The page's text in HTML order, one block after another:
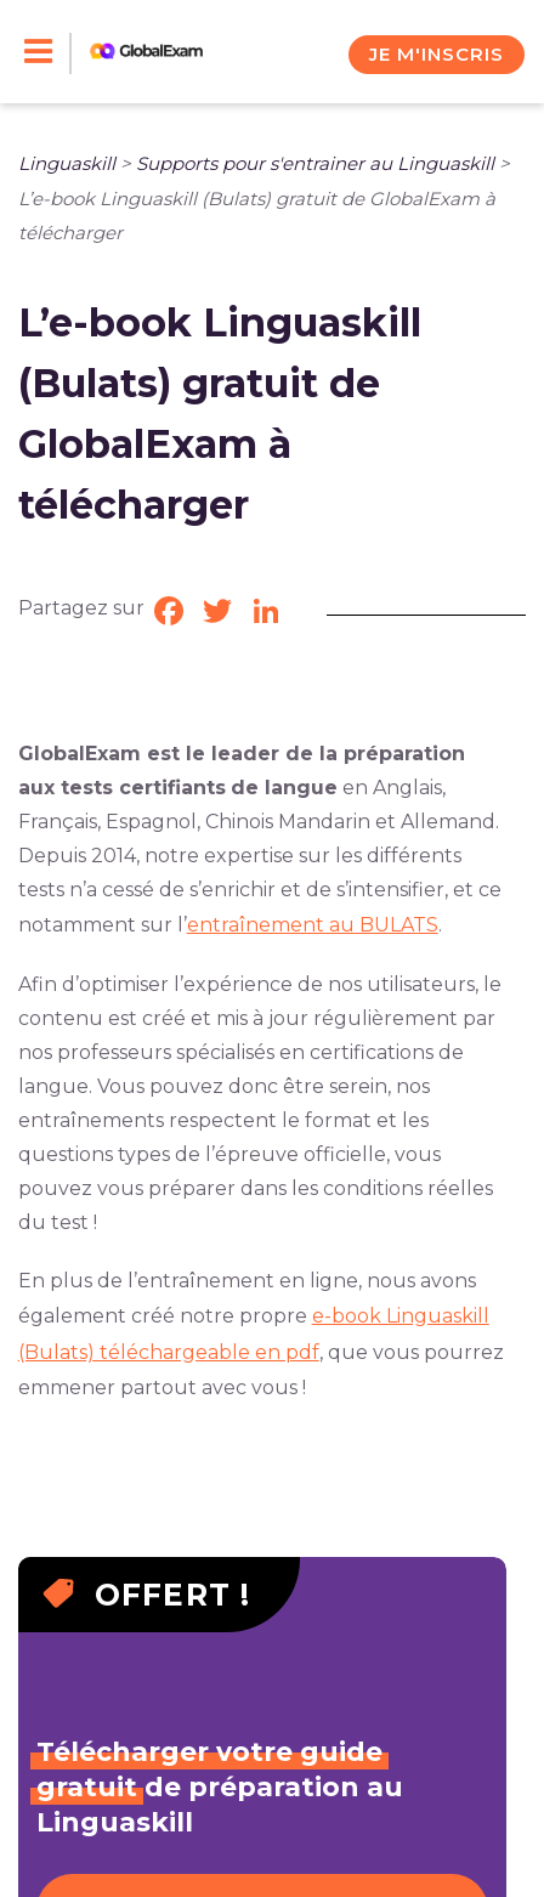
JE M'INSCRIS
Linguaskill> Supports pour s'entrainer au Linguaskill>
L’e-book Linguaskill (Bulats) gratuit de GlobalExam à
télécharger
L’e-book Linguaskill
(Bulats) gratuit de
GlobalExam à
télécharger
Partagez sur Facebook
TwitterLinkedIn
GlobalExam est le leader de la préparation
aux tests certifiants de langue en Anglais,
Français, Espagnol, Chinois Mandarin et Allemand.
Depuis 2014, notre expertise sur les différents
tests n’a cessé de s’enrichir et de s’intensifier, et ce
notamment sur l’entraînement au BULATS.
Afin d’optimiser l’expérience de nos utilisateurs, le
contenu est créé et mis à jour régulièrement par
nos professeurs spécialisés en certifications de
langue. Vous pouvez donc être serein, nos
entraînements respectent le format et les
questions types de l’épreuve officielle, vous
pouvez vous préparer dans les conditions réelles
du test !
En plus de l’entraînement en ligne, nous avons
également créé notre propre e-book Linguaskill
(Bulats) téléchargeable en pdf, que vous pourrez
emmener partout avec vous !
OFFERT !
Télécharger votre guide
gratuitde préparation au
Linguaskill